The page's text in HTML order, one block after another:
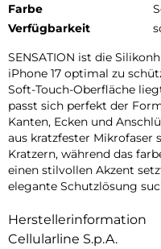
Farbe
Verfügbarkeit
SENSATION ist die
iPhone 17 optimal zu
Soft-Touch-Oberfläche
passt sich perfekt der
Kanten, Ecken und
aus kratzfester Mikrofaser
Kratzern, während das
einen stilvollen Akzent
elegante Schutzlösung
Herstellerinformation
Cellularline S.p.A.